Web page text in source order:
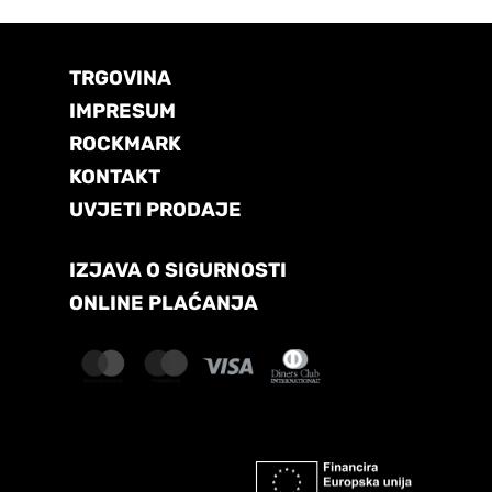
TRGOVINA
IMPRESUM
ROCKMARK
KONTAKT
UVJETI PRODAJE
IZJAVA O SIGURNOSTI
ONLINE PLAĆANJA